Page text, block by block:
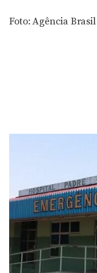
Foto: Agência Brasil